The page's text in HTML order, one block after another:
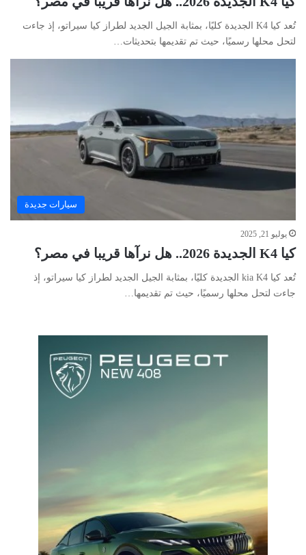
تُعد كيا K4 الجديدة كليًا، بمثابة الجيل الجديد لطراز كيا سيراتو، إذ جاءت
لتحل محلها رسميًا، حيث تم تقديمها بتحديثات…
سيارات جديدة
يوليو 21, 2025
كيا K4 الجديدة 2026.. هل نرآها قريبا في مصر؟
تُعد كيا kia K4 الجديدة كليًا، بمثابة الجيل الجديد لطراز كيا سيراتو، إذ
جاءت لتحل محلها رسميًا، حيث تم تقديمها…